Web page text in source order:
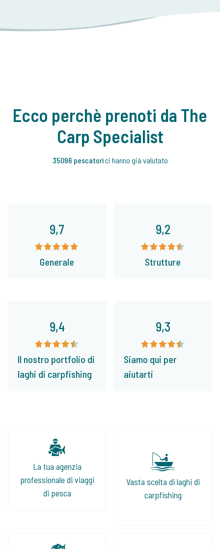
Ecco perchè prenoti da The
Carp Specialist
35096 pescatorici hanno già valutato
9,7
Generale
9,2
Strutture
9,4
Il nostro portfolio di
laghi di carpfishing
9,3
Siamo qui per
aiutarti
La tua agenzia
professionale di viaggi
di pesca
Vasta scelta di laghi di
carpfishing